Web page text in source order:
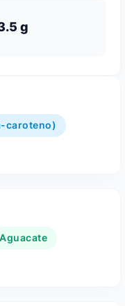
g
caroteno)
Aguacate